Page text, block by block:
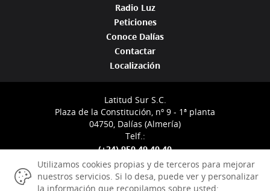
Radio Luz
Peticiones
Conoce Dalías
Contactar
Localización
Latitud Sur S.C.
Plaza de la Constitución, nº 9 - 1ª planta
04750, Dalías (Almería)
Telf.:
(+34) 950 49 40 40
info@radioluzdalias.com
Utilizamos cookies propias y de terceros para mejorar
nuestros servicios. Si lo desa, puede ver y personalizar
la información que recopilamos sobre usted: